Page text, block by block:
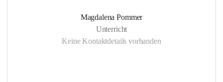
Magdalena Pommer
Unterricht
Keine Kontaktdetails vorhanden